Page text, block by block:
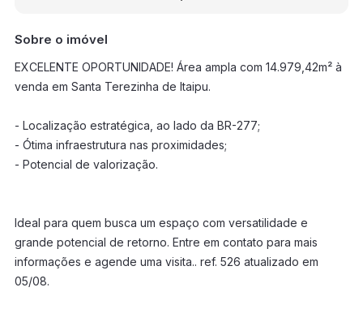
Sobre o imóvel
EXCELENTE OPORTUNIDADE! Área ampla com 14.979,42m² à
venda em Santa Terezinha de Itaipu.
- Localização estratégica, ao lado da BR-277;
- Ótima infraestrutura nas proximidades;
- Potencial de valorização.
Ideal para quem busca um espaço com versatilidade e
grande potencial de retorno. Entre em contato para mais
informações e agende uma visita.. ref. 526 atualizado em
05/08.